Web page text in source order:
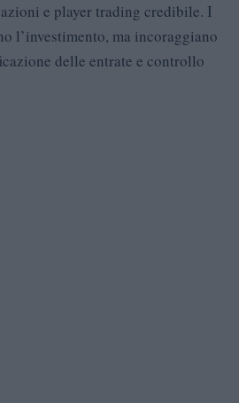
e player trading credibile. I
l’investimento, ma incoraggiano
delle entrate e controllo